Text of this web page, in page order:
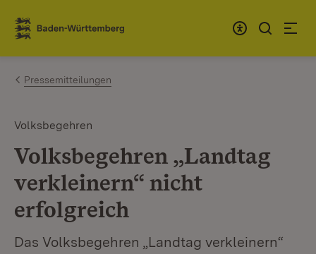
Zum Inhalt springen
Link zur Startseite
Pressemitteilungen
Volksbegehren
Volksbegehren „Landtag
verkleinern“ nicht
erfolgreich
Das Volksbegehren „Landtag verkleinern“